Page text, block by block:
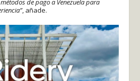
de pago a Venezuela para
, añade.